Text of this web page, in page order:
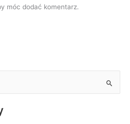
móc dodać komentarz.